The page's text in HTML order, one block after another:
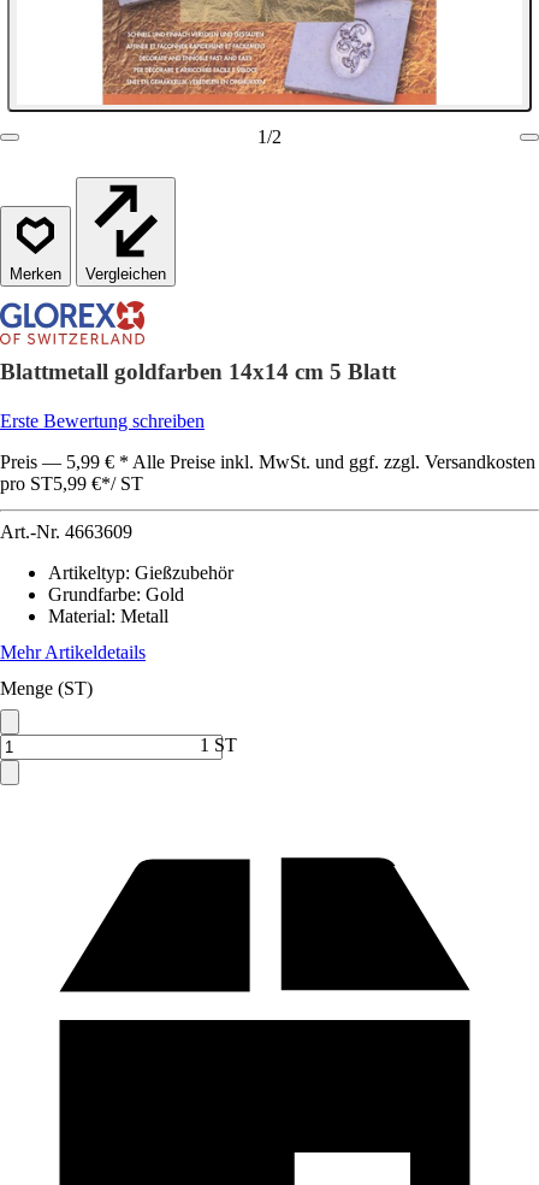
1/2
Vergleichen
Blattmetall goldfarben 14x14 cm 5 Blatt
Erste Bewertung schreiben
Preis — 5,99 € * Alle Preise inkl. MwSt. und ggf. zzgl. Versandkosten
pro ST5,99 €*/ ST
Art.-Nr. 4663609
Artikeltyp: Gießzubehör
Grundfarbe: Gold
Material: Metall
Mehr Artikeldetails
Menge (ST)
1 ST